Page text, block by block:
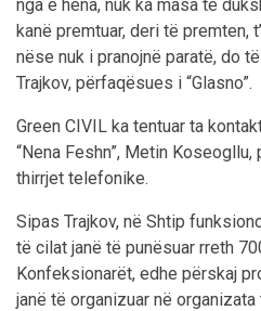
nga e hëna, nuk ka masa të
kanë premtuar, deri të premten,
nëse nuk i pranojnë paratë, do
Trajkov, përfaqësues i “Glasno”.
Green CIVIL ka tentuar ta
“Nena Feshn”, Metin Koseogllu,
thirrjet telefonike.
Sipas Trajkov, në Shtip
të cilat janë të punësuar rreth
Konfeksionarët, edhe përskaj
janë të organizuar në